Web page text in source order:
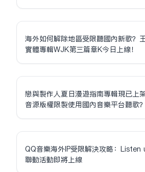
海外如何解除地區受限聽國內新歌？
實體專輯WJK第三篇章K今日上線！
戀與製作人夏日漫遊指南專輯現已上
音源版權限制使用國內音樂平台聽歌？
QQ音樂海外IP受限解決攻略：
聯動活動即將上線